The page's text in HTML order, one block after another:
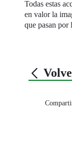
Todas estas
en valor la
que pasan por